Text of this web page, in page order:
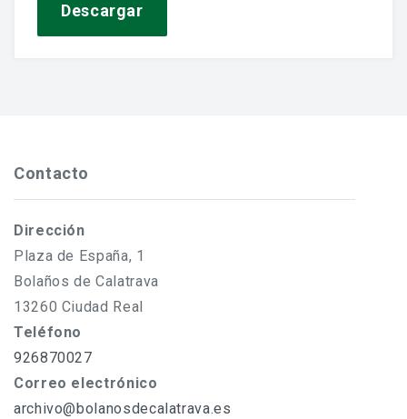
Estudios Socioeconómicos
Descargar
Contacto
Dirección
Plaza de España, 1
Bolaños de Calatrava
13260 Ciudad Real
Teléfono
926870027
Correo electrónico
archivo@bolanosdecalatrava.es